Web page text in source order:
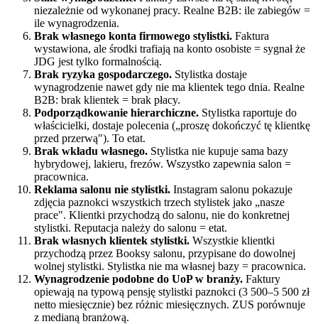
niezależnie od wykonanej pracy. Realne B2B: ile zabiegów =
ile wynagrodzenia.
Brak własnego konta firmowego stylistki. Faktura
wystawiona, ale środki trafiają na konto osobiste = sygnał że
JDG jest tylko formalnością.
Brak ryzyka gospodarczego. Stylistka dostaje
wynagrodzenie nawet gdy nie ma klientek tego dnia. Realne
B2B: brak klientek = brak płacy.
Podporządkowanie hierarchiczne. Stylistka raportuje do
właścicielki, dostaje polecenia („proszę dokończyć tę klientkę
przed przerwą"). To etat.
Brak wkładu własnego. Stylistka nie kupuje sama bazy
hybrydowej, lakieru, frezów. Wszystko zapewnia salon =
pracownica.
Reklama salonu nie stylistki. Instagram salonu pokazuje
zdjęcia paznokci wszystkich trzech stylistek jako „nasze
prace". Klientki przychodzą do salonu, nie do konkretnej
stylistki. Reputacja należy do salonu = etat.
Brak własnych klientek stylistki. Wszystkie klientki
przychodzą przez Booksy salonu, przypisane do dowolnej
wolnej stylistki. Stylistka nie ma własnej bazy = pracownica.
Wynagrodzenie podobne do UoP w branży. Faktury
opiewają na typową pensję stylistki paznokci (3 500–5 500 zł
netto miesięcznie) bez różnic miesięcznych. ZUS porównuje
z medianą branżową.